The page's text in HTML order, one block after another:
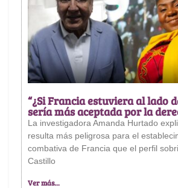
“¿Si Francia estuviera al lado
sería más aceptada por la
La investigadora Amanda Hurtado
resulta más peligrosa para el
combativa de Francia que el perfil
Castillo
Ver más...